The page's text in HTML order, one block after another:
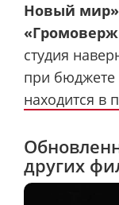
Новый мир»
студия
при бюджете
находится в
других